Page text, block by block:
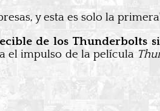
y esta es solo la
de los Thunderbolts
el impulso de la película